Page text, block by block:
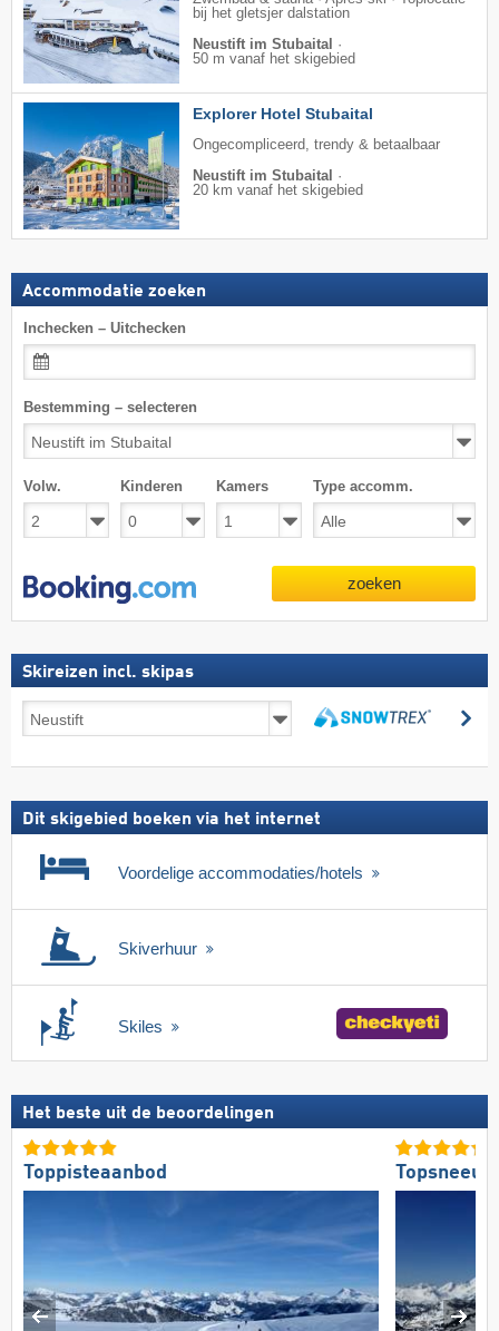
bij het gletsjer dalstation
Neustift im Stubaital ·
50 m vanaf het skigebied
Explorer Hotel Stubaital
Ongecompliceerd, trendy & betaalbaar
Neustift im Stubaital ·
20 km vanaf het skigebied
Accommodatie zoeken
Inchecken – Uitchecken
Bestemming – selecteren
Volw. Kinderen Kamers Type accomm.
zoeken
Skireizen incl. skipas
Skireizen
incl.
Dit skigebied boeken via het internet
Voordelige accommodaties/hotels
Skiverhuur
Skiles
Het beste uit de beoordelingen
Toppisteaanbod